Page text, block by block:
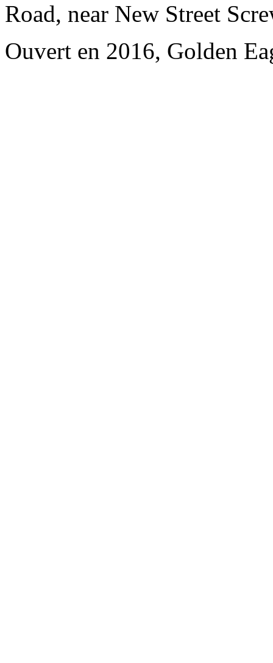
Road, near New Street
Ouvert en 2016, Golden